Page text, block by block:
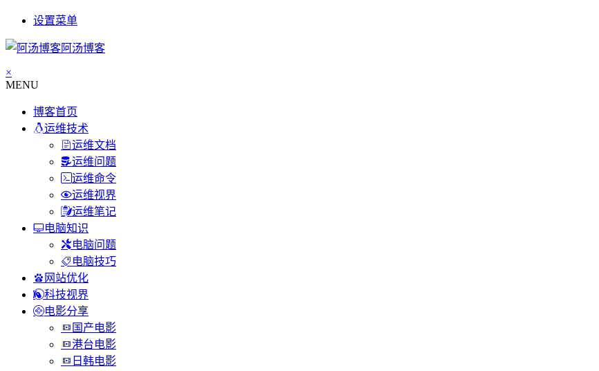
设置菜单
阿汤博客
×
MENU
博客首页
运维技术
运维文档
运维问题
运维命令
运维视界
运维笔记
电脑知识
电脑问题
电脑技巧
网站优化
科技视界
电影分享
国产电影
港台电影
日韩电影